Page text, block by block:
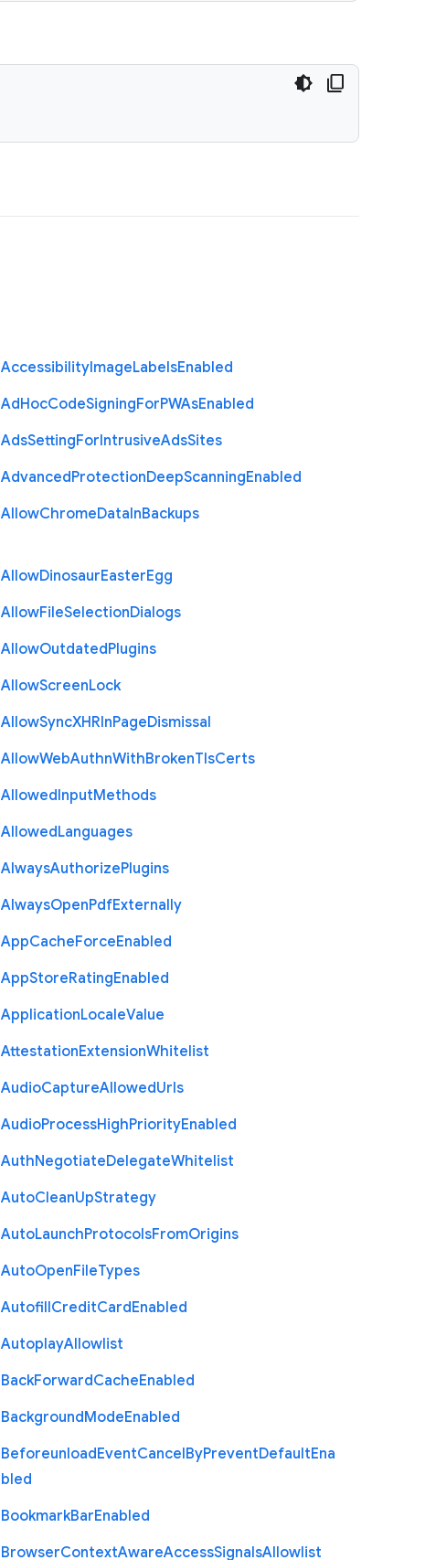
AccessibilityImageLabelsEnabled
AdHocCodeSigningForPWAsEnabled
AdsSettingForIntrusiveAdsSites
AdvancedProtectionDeepScanningEnabled
AllowChromeDataInBackups
AllowDinosaurEasterEgg
AllowFileSelectionDialogs
AllowOutdatedPlugins
AllowScreenLock
AllowSyncXHRInPageDismissal
AllowWebAuthnWithBrokenTlsCerts
AllowedInputMethods
AllowedLanguages
AlwaysAuthorizePlugins
AlwaysOpenPdfExternally
AppCacheForceEnabled
AppStoreRatingEnabled
ApplicationLocaleValue
AttestationExtensionWhitelist
AudioCaptureAllowedUrls
AudioProcessHighPriorityEnabled
AuthNegotiateDelegateWhitelist
AutoCleanUpStrategy
AutoLaunchProtocolsFromOrigins
AutoOpenFileTypes
AutofillCreditCardEnabled
AutoplayAllowlist
BackForwardCacheEnabled
BackgroundModeEnabled
BeforeunloadEventCancelByPreventDefaultEna
bled
BookmarkBarEnabled
BrowserContextAwareAccessSignalsAllowlist